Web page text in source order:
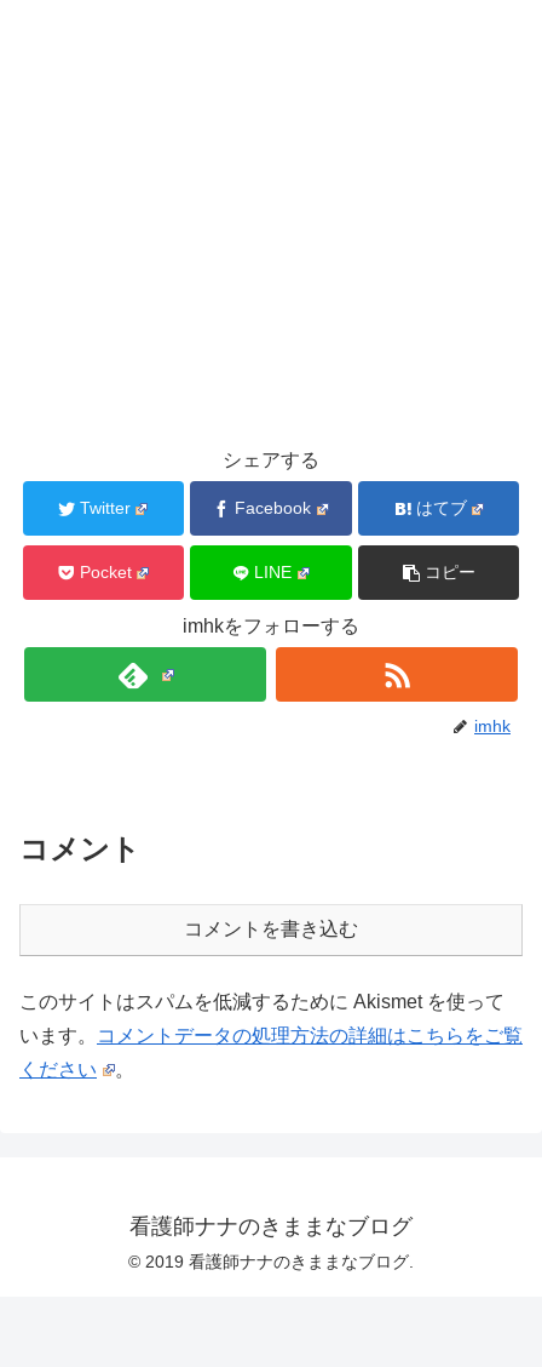
シェアする
Twitter Facebook はてブ
Pocket LINE コピー
imhkをフォローする
imhk
コメント
コメントを書き込む
このサイトはスパムを低減するために Akismet を使って
います。
コメントデータの処理方法の詳細はこちらをご覧
ください
。
看護師ナナのきままなブログ
© 2019 看護師ナナのきままなブログ.